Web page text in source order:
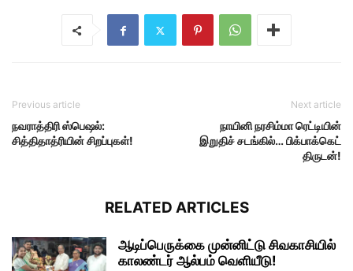
Previous article
நவராத்திரி ஸ்பெஷல்:
சித்திதாத்ரியின் சிறப்புகள்!
Next article
நாயினி நரசிம்மா ரெட்டியின்
இறுதிச் சடங்கில்… பிக்பாக்கெட்
திருடன்!
RELATED ARTICLES
ஆடிப்பெருக்கை முன்னிட்டு சிவகாசியில்
காலண்டர் ஆல்பம் வெளியீடு!